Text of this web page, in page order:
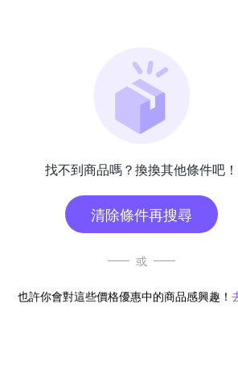
找不到商品嗎？換換其他條件吧！
清除條件再搜尋
或
也許你會對這些價格優惠中的商品感興趣！